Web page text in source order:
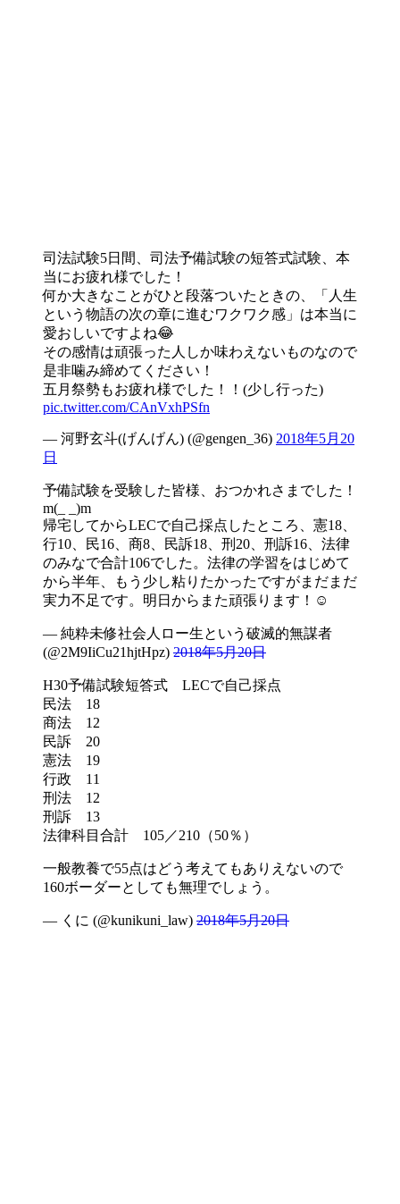
司法試験5日間、司法予備試験の短答式試験、本
当にお疲れ様でした！
何か大きなことがひと段落ついたときの、「人生
という物語の次の章に進むワクワク感」は本当に
愛おしいですよね😂
その感情は頑張った人しか味わえないものなので
是非噛み締めてください！
五月祭勢もお疲れ様でした！！(少し行った)
pic.twitter.com/CAnVxhPSfn
— 河野玄斗(げんげん) (@gengen_36) 2018年5月20
日
予備試験を受験した皆様、おつかれさまでした！
m(_ _)m
帰宅してからLECで自己採点したところ、憲18、
行10、民16、商8、民訴18、刑20、刑訴16、法律
のみなで合計106でした。法律の学習をはじめて
から半年、もう少し粘りたかったですがまだまだ
実力不足です。明日からまた頑張ります！☺
— 純粋未修社会人ロー生という破滅的無謀者
(@2M9IiCu21hjtHpz) 2018年5月20日
H30予備試験短答式 LECで自己採点
民法 18
商法 12
民訴 20
憲法 19
行政 11
刑法 12
刑訴 13
法律科目合計 105／210（50％）
一般教養で55点はどう考えてもありえないので
160ボーダーとしても無理でしょう。
— くに (@kunikuni_law) 2018年5月20日